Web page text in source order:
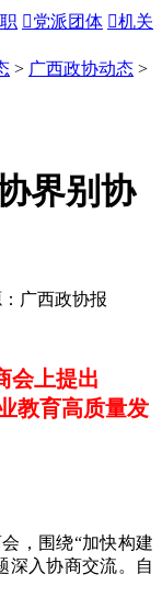
党派团体 机关
> 广西政协动态 >
界别协
广西政协报
会上提出
教育高质量发
，围绕“加快构建
深入协商交流。自